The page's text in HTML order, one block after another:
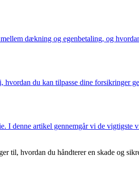
dækning og egenbetaling, og
du kan tilpasse dine forsikringer
denne artikel gennemgår vi de vigtigste
til, hvordan du håndterer en skade og